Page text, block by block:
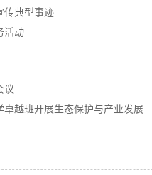
传典型事迹
活动
议
越班开展生态保护与产业发展...